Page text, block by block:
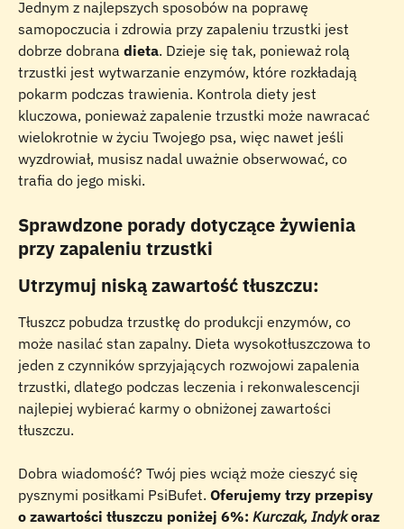
Jednym z najlepszych sposobów na poprawę
samopoczucia i zdrowia przy zapaleniu trzustki jest
dobrze dobrana dieta. Dzieje się tak, ponieważ rolą
trzustki jest wytwarzanie enzymów, które rozkładają
pokarm podczas trawienia. Kontrola diety jest
kluczowa, ponieważ zapalenie trzustki może nawracać
wielokrotnie w życiu Twojego psa, więc nawet jeśli
wyzdrowiał, musisz nadal uważnie obserwować, co
trafia do jego miski.
Sprawdzone porady dotyczące żywienia
przy zapaleniu trzustki
Utrzymuj niską zawartość tłuszczu:
Tłuszcz pobudza trzustkę do produkcji enzymów, co
może nasilać stan zapalny. Dieta wysokotłuszczowa to
jeden z czynników sprzyjających rozwojowi zapalenia
trzustki, dlatego podczas leczenia i rekonwalescencji
najlepiej wybierać karmy o obniżonej zawartości
tłuszczu.
Dobra wiadomość? Twój pies wciąż może cieszyć się
pysznymi posiłkami PsiBufet. Oferujemy trzy przepisy
o zawartości tłuszczu poniżej 6%: Kurczak, Indyk oraz